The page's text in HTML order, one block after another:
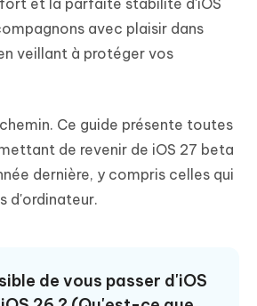
et la parfaite stabilité d'iOS
avec plaisir dans
veillant à protéger vos
Ce guide présente toutes
de revenir de iOS 27 beta
dernière, y compris celles qui
d'ordinateur.
de vous passer d'iOS